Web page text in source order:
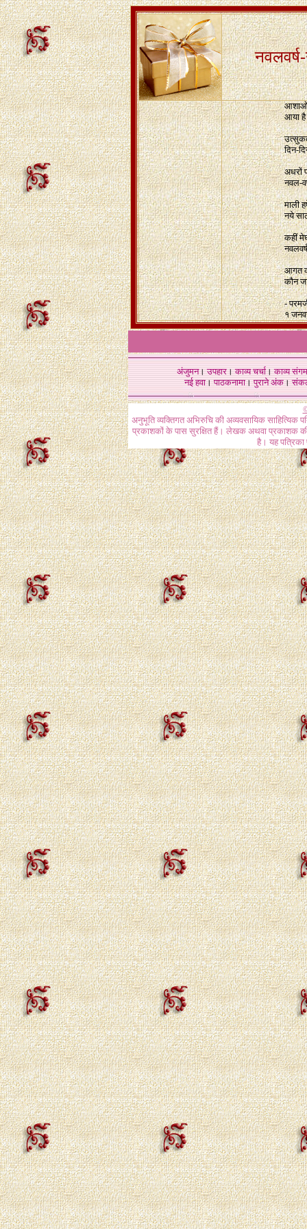
आशाओं
आया है
दिन-
अधरों
नवल-
माली
नये
कहीं
आगत
कौन
-
१
अंजुमन।उपहार।काव्य चर्चा।काव्य संगम
नई हवा। पाठकनामा। पुराने अंक।
अनुभूति व्यक्तिगत अभिरुचि की अव्यवसायिक
प्रकाशकों के पास सुरक्षित हैं। लेखक अथवा प्रकाशक की
है। यह पत्रिका